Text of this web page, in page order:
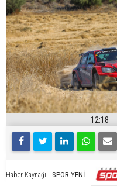
12:18
Haber Kaynağı SPOR YENİ